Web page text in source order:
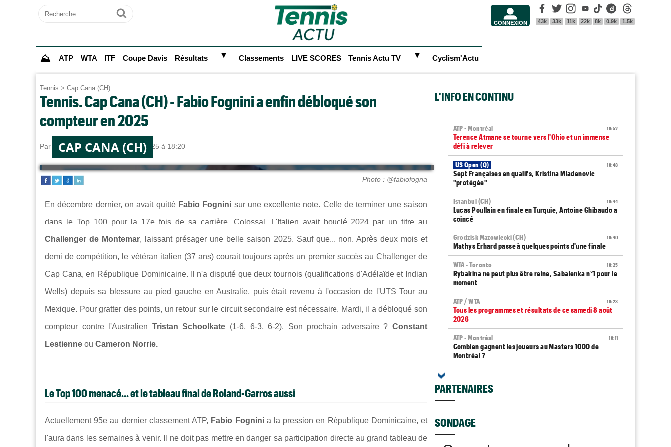
Recherche
Ok CONNEXION
Facebook
43k
Twitter
33k
Instagram
11k
Youtube
22k
Tik Tok
8k
Dailymotion
0.9k 1.5k
⛰ ATP WTA ITF Coupe Davis Résultats ► Classements LIVE SCORES Tennis Actu TV ► Cyclism'Actu
Tennis > Cap Cana (CH)
Tennis. Cap Cana (CH) - Fabio Fognini a enfin débloqué son
compteur en 2025
Par Antoine GUILLOUle 12/03/2025 à 18:20
CAP CANA (CH)
Photo : @fabiofogna
En décembre dernier, on avait quitté Fabio Fognini sur une excellente note. Celle de terminer une saison
dans le Top 100 pour la 17e fois de sa carrière. Colossal. L'Italien avait bouclé 2024 par un titre au
Challenger de Montemar, laissant présager une belle saison 2025. Sauf que... non. Après deux mois et
demi de compétition, le vétéran italien (37 ans) courait toujours après un premier succès au Challenger de
Cap Cana, en République Dominicaine. Il n'a disputé que deux tournois (qualifications d'Adélaïde et Indian
Wells) depuis sa blessure au pied gauche en Australie, puis était revenu à l'occasion de l'UTS Tour au
Mexique. Pour gratter des points, un retour sur le circuit secondaire est nécessaire. Mardi, il a débloqué son
compteur contre l'Australien Tristan Schoolkate (1-6, 6-3, 6-2). Son prochain adversaire ?Constant
Lestienne ou Cameron Norrie.
Le Top 100 menacé... et le tableau final de Roland-Garros aussi
Actuellement 95e au dernier classement ATP, Fabio Fogninia la pression en République Dominicaine, et
l'aura dans les semaines à venir. Il ne doit pas mettre en danger sa participation directe au grand tableau de
L'INFO EN CONTINU
18:52
ATP - Montréal
Terence Atmane se tourne vers l'Ohio et un immense
défi à relever
18:48
US Open (Q)
Sept Françaises en qualifs, Kristina Mladenovic
"protégée"
18:44
Istanbul (CH)
Lucas Poullain en finale en Turquie, Antoine Ghibaudo a
coincé
18:40
Grodzisk Mazowiecki (CH)
Mathys Erhard passe à quelques points d'une finale
18:25
WTA - Toronto
Rybakina ne peut plus être reine, Sabalenka n°1 pour le
moment
18:23
ATP / WTA
Tous les programmes et résultats de ce samedi 8 août
2026
18:11
ATP - Montréal
Combien gagnent les joueurs au Masters 1000 de
Montréal ?
autre idée...
Arthur Fils et Rinderknech ce samedi... horaires et
diffusion TV
PARTENAIRES
SONDAGE